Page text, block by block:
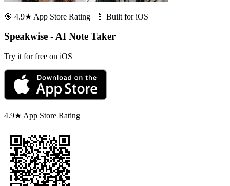
🎯 4.9★ App Store Rating | 📱 Built for iOS
Speakwise - AI Note Taker
Try it for free on iOS
4.9★ App Store Rating